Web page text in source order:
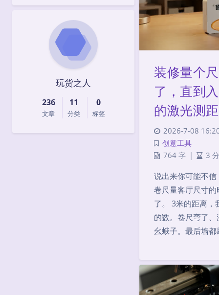
玩货之人
236
文章
11
分类
0
标签
装修量个
了，直到
的激光测
2026-7-08
创意工具
764 字 | 3
说出来你可能不
卷尺量客厅尺寸
了。 3米的距离，
的数。卷尺弯了
幺蛾子。最后墙